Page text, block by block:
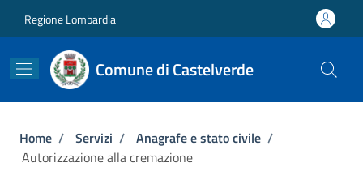
Regione Lombardia
Comune di Castelverde
Briciole di pane
Home / Servizi / Anagrafe e stato civile /
Autorizzazione alla cremazione